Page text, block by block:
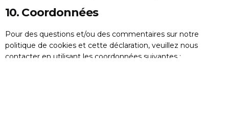
10. Coordonnées
Pour des questions et/ou des commentaires sur notre
politique de cookies et cette déclaration, veuillez nous
contacter en utilisant les coordonnées suivantes :